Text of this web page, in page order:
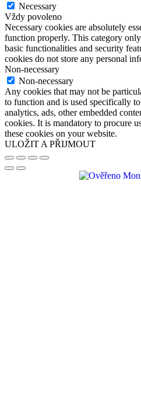
Necessary
Vždy povoleno
Necessary cookies are absolutely
function properly. This category
basic functionalities and security
cookies do not store any personal
Non-necessary
Non-necessary
Any cookies that may not be
to function and is used specifically
analytics, ads, other embedded
cookies. It is mandatory to procure
these cookies on your website.
ULOŽIT A PŘIJMOUT